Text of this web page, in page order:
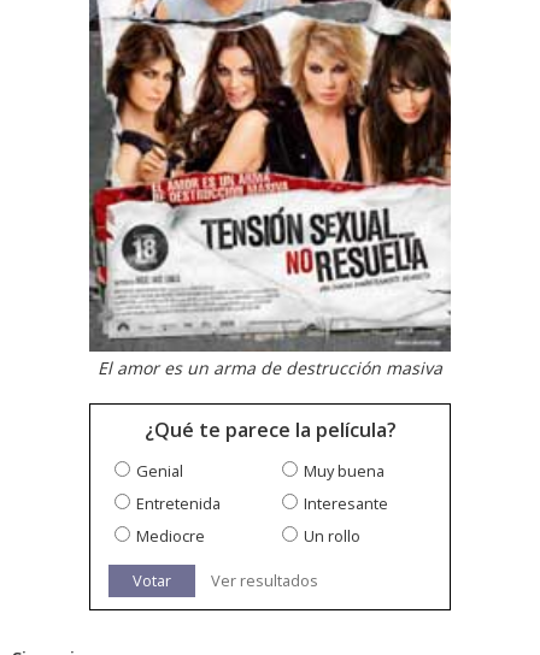
El amor es un arma de destrucción masiva
¿Qué te parece la película?
Genial
Muy buena
Entretenida
Interesante
Mediocre
Un rollo
Votar Ver resultados